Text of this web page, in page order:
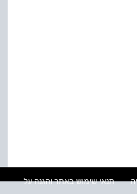
תנאי שימוש באתר והגנה על